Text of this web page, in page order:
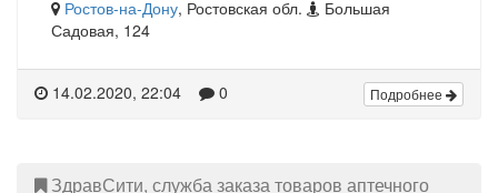
Ростов-на-Дону, Ростовская обл.
Большая
Садовая, 124
14.02.2020, 22:04 0 Подробнее
ЗдравСити, служба заказа товаров аптечного